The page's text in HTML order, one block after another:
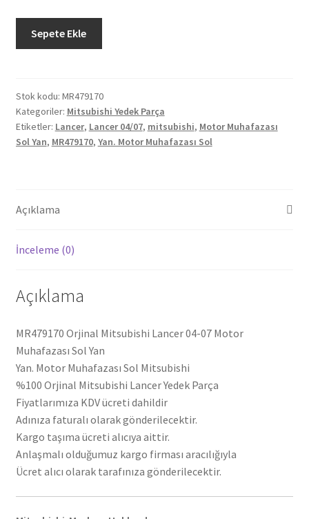
Mitsubishi
07
Motor
Muhafazası
Sol
Sepete Ekle
Stok kodu: MR479170
Kategoriler: Mitsubishi Yedek Parça
Etiketler: Lancer, Lancer 04/07, mitsubishi, Motor Muhafazası
Sol Yan, MR479170, Yan. Motor Muhafazası Sol
Açıklama
İnceleme (0)
Açıklama
MR479170 Orjinal Mitsubishi Lancer 04-07 Motor
Muhafazası Sol Yan
Yan. Motor Muhafazası Sol Mitsubishi
%100 Orjinal Mitsubishi Lancer Yedek Parça
Fiyatlarımıza KDV ücreti dahildir
Adınıza faturalı olarak gönderilecektir.
Kargo taşıma ücreti alıcıya aittir.
Anlaşmalı olduğumuz kargo firması aracılığıyla
Ücret alıcı olarak tarafınıza gönderilecektir.